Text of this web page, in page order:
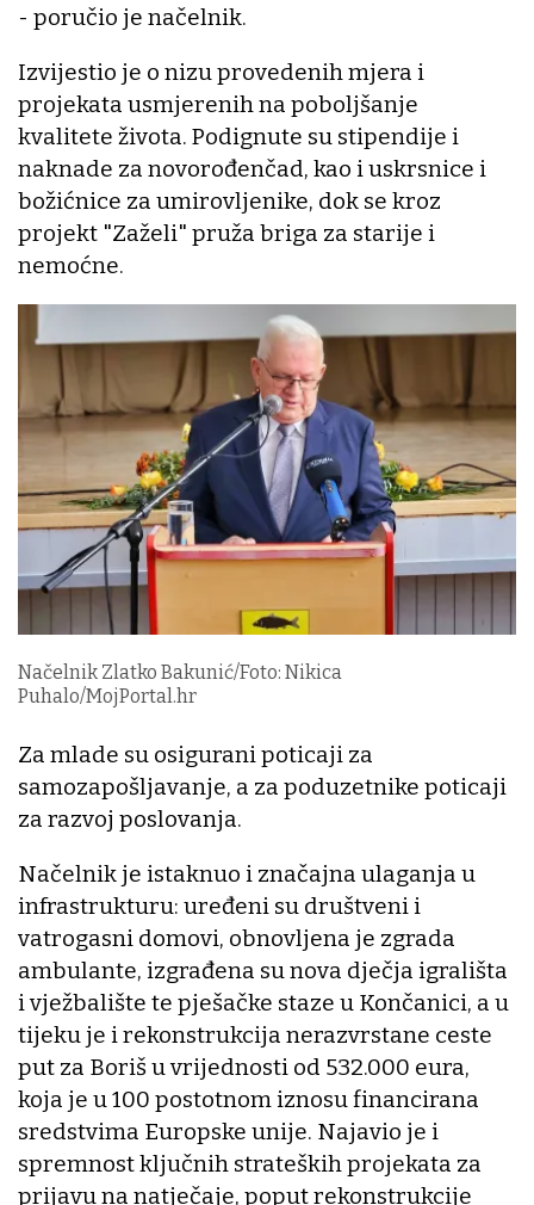
- poručio je načelnik.
Izvijestio je o nizu provedenih mjera i
projekata usmjerenih na poboljšanje
kvalitete života. Podignute su stipendije i
naknade za novorođenčad, kao i uskrsnice i
božićnice za umirovljenike, dok se kroz
projekt "Zaželi" pruža briga za starije i
nemoćne.
Načelnik Zlatko Bakunić/Foto: Nikica
Puhalo/MojPortal.hr
Za mlade su osigurani poticaji za
samozapošljavanje, a za poduzetnike poticaji
za razvoj poslovanja.
Načelnik je istaknuo i značajna ulaganja u
infrastrukturu: uređeni su društveni i
vatrogasni domovi, obnovljena je zgrada
ambulante, izgrađena su nova dječja igrališta
i vježbalište te pješačke staze u Končanici, a u
tijeku je i rekonstrukcija nerazvrstane ceste
put za Boriš u vrijednosti od 532.000 eura,
koja je u 100 postotnom iznosu financirana
sredstvima Europske unije. Najavio je i
spremnost ključnih strateških projekata za
prijavu na natječaje, poput rekonstrukcije